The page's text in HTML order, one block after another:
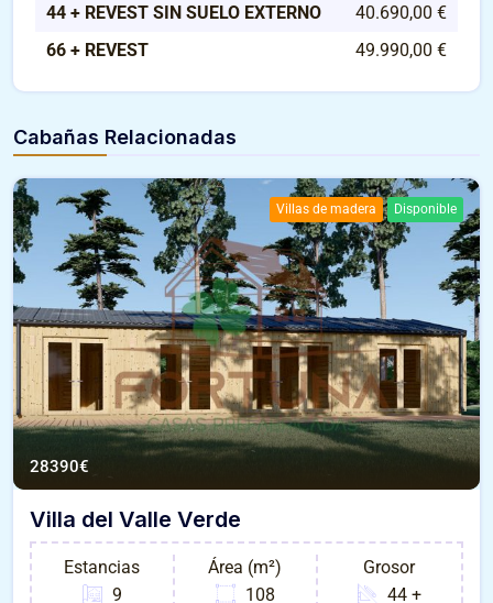
44 + REVEST SIN SUELO EXTERNO
40.690,00 €
66 + REVEST
49.990,00 €
Cabañas Relacionadas
Villas de madera Disponible
28390€
Villa del Valle Verde
Estancias
9
Área (m²)
108
Grosor
44 +